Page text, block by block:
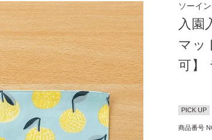
ソーイ
入園
マッ
可】
PICK UP
商品番号